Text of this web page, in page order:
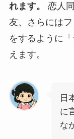
れます。
恋人
友、さらには
をするように
えます。
日
に
な